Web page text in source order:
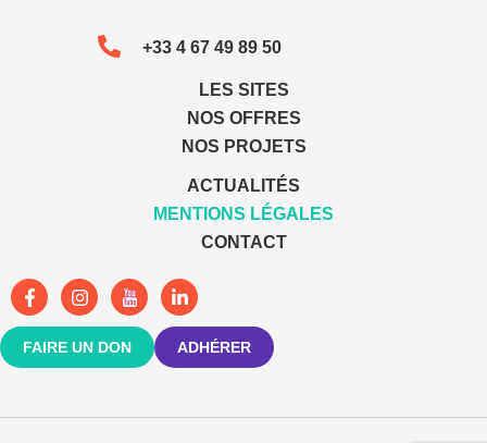
+33 4 67 49 89 50
LES SITES
NOS OFFRES
NOS PROJETS
ACTUALITÉS
MENTIONS LÉGALES
CONTACT
FAIRE UN DON ADHÉRER